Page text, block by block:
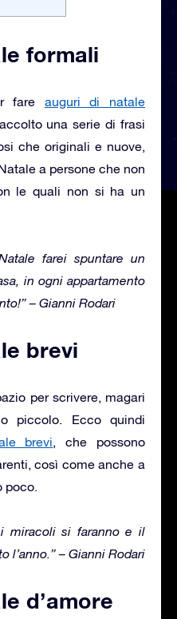
formali
fare auguri di natale
una serie di frasi
che originali e nuove,
a persone che non
le quali non si ha un
farei spuntare un
in ogni appartamento
– Gianni Rodari
brevi
per scrivere, magari
piccolo. Ecco quindi
brevi, che possono
così come anche a
poco.
miracoli si faranno e il
l’anno.” – Gianni Rodari
d’amore